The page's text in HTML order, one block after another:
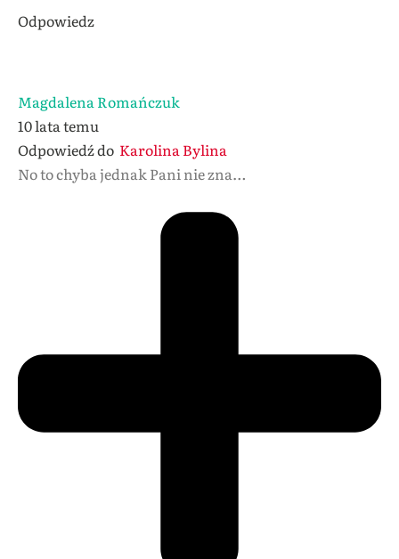
Odpowiedz
Magdalena Romańczuk
10 lata temu
Odpowiedź do Karolina Bylina
No to chyba jednak Pani nie zna…